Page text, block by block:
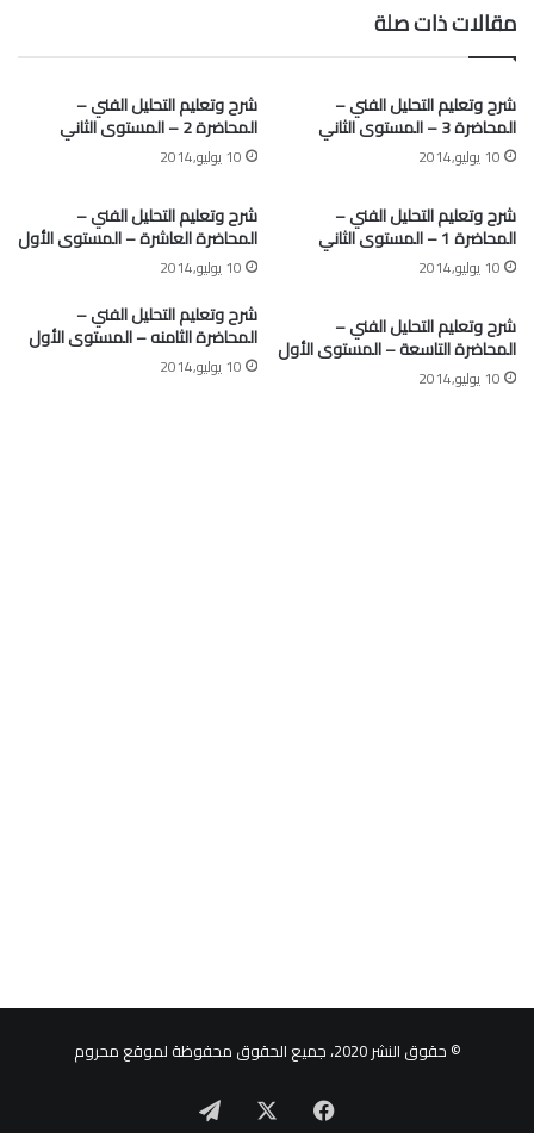
مقالات ذات صلة
شرح وتعليم التحليل الفني –
المحاضرة 3 – المستوى الثاني
10 يوليو,2014
شرح وتعليم التحليل الفني –
المحاضرة 2 – المستوى الثاني
10 يوليو,2014
شرح وتعليم التحليل الفني –
المحاضرة 1 – المستوى الثاني
10 يوليو,2014
شرح وتعليم التحليل الفني –
المحاضرة العاشرة – المستوى الأول
10 يوليو,2014
شرح وتعليم التحليل الفني –
المحاضرة التاسعة – المستوى الأول
10 يوليو,2014
شرح وتعليم التحليل الفني –
المحاضرة الثامنه – المستوى الأول
10 يوليو,2014
© حقوق النشر 2020، جميع الحقوق محفوظة لموقع محروم
فيسبوك تيلقرام